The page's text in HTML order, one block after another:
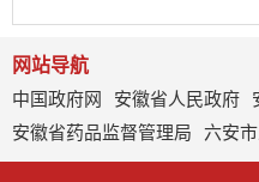
网站导航
中国政府网
安徽省人民政府
安徽省药品监督管理局
六安